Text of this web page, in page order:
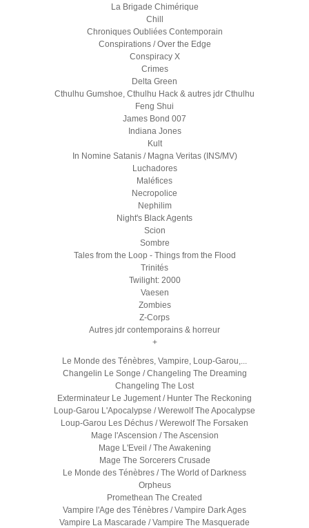
La Brigade Chimérique
Chill
Chroniques Oubliées Contemporain
Conspirations / Over the Edge
Conspiracy X
Crimes
Delta Green
Cthulhu Gumshoe, Cthulhu Hack & autres jdr Cthulhu
Feng Shui
James Bond 007
Indiana Jones
Kult
In Nomine Satanis / Magna Veritas (INS/MV)
Luchadores
Maléfices
Necropolice
Nephilim
Night's Black Agents
Scion
Sombre
Tales from the Loop - Things from the Flood
Trinités
Twilight: 2000
Vaesen
Zombies
Z-Corps
Autres jdr contemporains & horreur
+
Le Monde des Ténèbres, Vampire, Loup-Garou,...
Changelin Le Songe / Changeling The Dreaming
Changeling The Lost
Exterminateur Le Jugement / Hunter The Reckoning
Loup-Garou L'Apocalypse / Werewolf The Apocalypse
Loup-Garou Les Déchus / Werewolf The Forsaken
Mage l'Ascension / The Ascension
Mage L'Eveil / The Awakening
Mage The Sorcerers Crusade
Le Monde des Ténèbres / The World of Darkness
Orpheus
Promethean The Created
Vampire l'Age des Ténèbres / Vampire Dark Ages
Vampire La Mascarade / Vampire The Masquerade